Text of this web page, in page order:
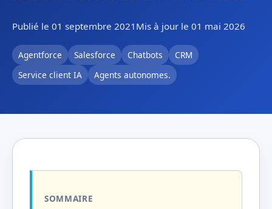
Publié le 01 septembre 2021 Mis à jour le 01 mai 2026
Agentforce Salesforce Chatbots
CRM
Service client IA
Agents autonomes.
SOMMAIRE